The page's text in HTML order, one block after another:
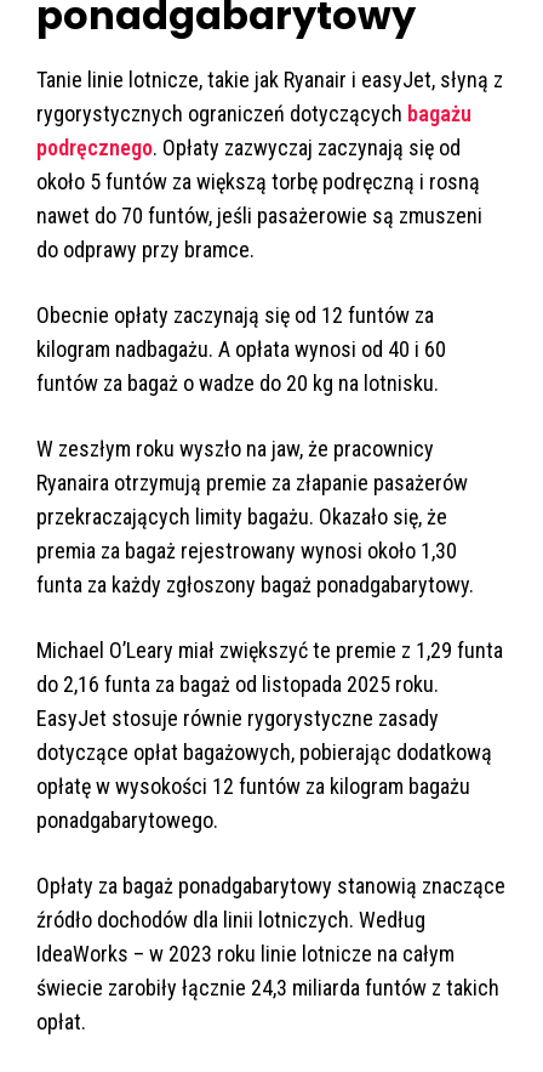
ponadgabarytowy
Tanie linie lotnicze, takie jak Ryanair i easyJet, słyną z
rygorystycznych ograniczeń dotyczących bagażu
podręcznego. Opłaty zazwyczaj zaczynają się od
około 5 funtów za większą torbę podręczną i rosną
nawet do 70 funtów, jeśli pasażerowie są zmuszeni
do odprawy przy bramce.
Obecnie opłaty zaczynają się od 12 funtów za
kilogram nadbagażu. A opłata wynosi od 40 i 60
funtów za bagaż o wadze do 20 kg na lotnisku.
W zeszłym roku wyszło na jaw, że pracownicy
Ryanaira otrzymują premie za złapanie pasażerów
przekraczających limity bagażu. Okazało się, że
premia za bagaż rejestrowany wynosi około 1,30
funta za każdy zgłoszony bagaż ponadgabarytowy.
Michael O’Leary miał zwiększyć te premie z 1,29 funta
do 2,16 funta za bagaż od listopada 2025 roku.
EasyJet stosuje równie rygorystyczne zasady
dotyczące opłat bagażowych, pobierając dodatkową
opłatę w wysokości 12 funtów za kilogram bagażu
ponadgabarytowego.
Opłaty za bagaż ponadgabarytowy stanowią znaczące
źródło dochodów dla linii lotniczych. Według
IdeaWorks – w 2023 roku linie lotnicze na całym
świecie zarobiły łącznie 24,3 miliarda funtów z takich
opłat.